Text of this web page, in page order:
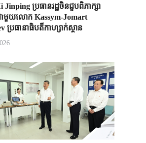
ប្រធានរដ្ឋចិន​ជួបពិភាក្សា​
ជាមួយ​លោក Kassym-Jomart
ប្រធានាធិបតី​កាហ្សាក់ស្ថាន​